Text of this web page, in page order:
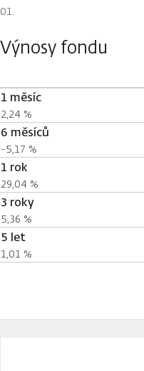
Výnosy fondu
1 měsíc
2,24 %
6 měsíců
-5,17 %
1 rok
29,04 %
3 roky
5,36 %
5 let
1,01 %